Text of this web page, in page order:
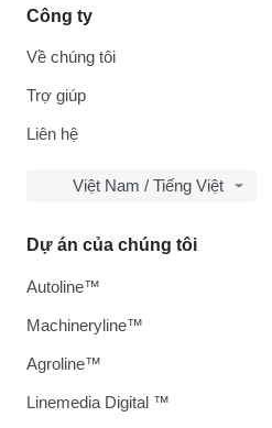
Công ty
Về chúng tôi
Trợ giúp
Liên hệ
Việt Nam / Tiếng Việt
Dự án của chúng tôi
Autoline™
Machineryline™
Agroline™
Linemedia Digital ™